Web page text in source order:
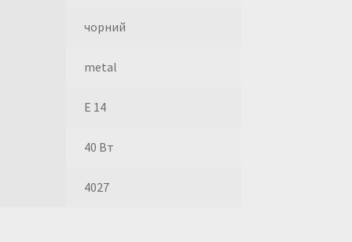
чорний
metal
E 14
40 Вт
4027